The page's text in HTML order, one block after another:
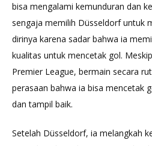
bisa mengalami kemunduran dan
sengaja memilih Düsseldorf untuk
dirinya karena sadar bahwa ia
kualitas untuk mencetak gol.
Premier League, bermain secara
perasaan bahwa ia bisa mencetak
dan tampil baik.
Setelah Düsseldorf, ia melangkah